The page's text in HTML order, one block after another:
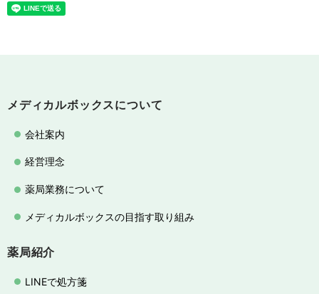
メディカルボックスについて
会社案内
経営理念
薬局業務について
メディカルボックスの目指す取り組み
薬局紹介
LINEで処方箋